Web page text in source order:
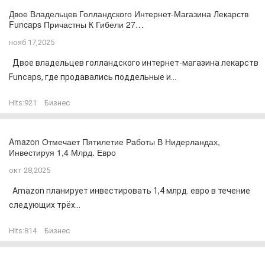
Двое Владельцев Голландского Интернет-Магазина Лекарств
Funcaps Причастны К Гибели 27…
нояб 17,2025
Двое владельцев голландского интернет-магазина лекарств
Funcaps, где продавались поддельные и...
Hits:921 Бизнес
Amazon Отмечает Пятилетие Работы В Нидерландах,
Инвестируя 1,4 Млрд. Евро
окт 28,2025
Amazon планирует инвестировать 1,4 млрд. евро в течение
следующих трёх...
Hits:814 Бизнес